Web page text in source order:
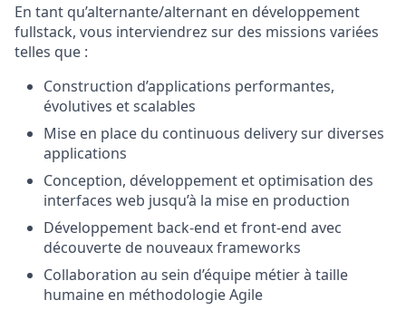
En tant qu’alternante/alternant en développement
fullstack, vous interviendrez sur des missions variées
telles que :
Construction d’applications performantes,
évolutives et scalables
Mise en place du continuous delivery sur diverses
applications
Conception, développement et optimisation des
interfaces web jusqu’à la mise en production
Développement back‑end et front‑end avec
découverte de nouveaux frameworks
Collaboration au sein d’équipe métier à taille
humaine en méthodologie Agile